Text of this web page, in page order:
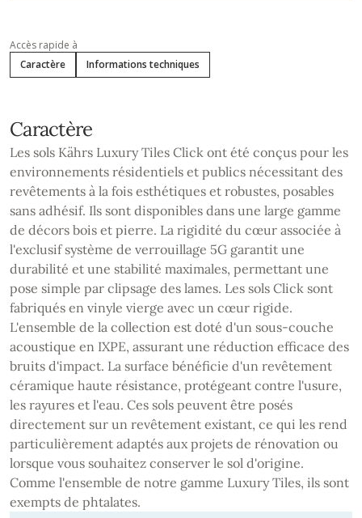
Accès rapide à
Caractère
Informations techniques
Caractère
Les sols Kährs Luxury Tiles Click ont été conçus pour les
environnements résidentiels et publics nécessitant des
revêtements à la fois esthétiques et robustes, posables
sans adhésif. Ils sont disponibles dans une large gamme
de décors bois et pierre. La rigidité du cœur associée à
l'exclusif système de verrouillage 5G garantit une
durabilité et une stabilité maximales, permettant une
pose simple par clipsage des lames. Les sols Click sont
fabriqués en vinyle vierge avec un cœur rigide.
L'ensemble de la collection est doté d'un sous-couche
acoustique en IXPE, assurant une réduction efficace des
bruits d'impact. La surface bénéficie d'un revêtement
céramique haute résistance, protégeant contre l'usure,
les rayures et l'eau. Ces sols peuvent être posés
directement sur un revêtement existant, ce qui les rend
particulièrement adaptés aux projets de rénovation ou
lorsque vous souhaitez conserver le sol d'origine.
Comme l'ensemble de notre gamme Luxury Tiles, ils sont
exempts de phtalates.